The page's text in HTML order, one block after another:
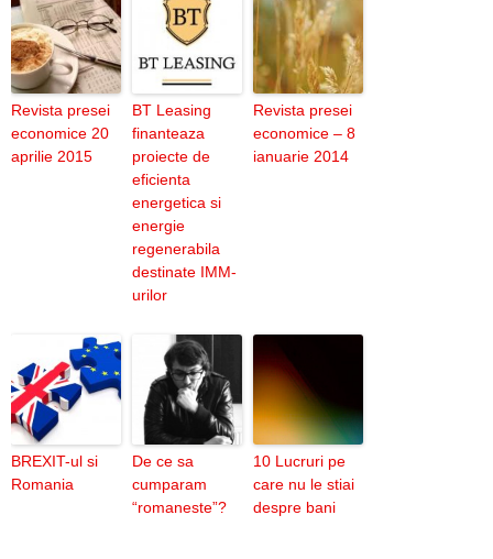
Revista presei
economice 20
aprilie 2015
BT Leasing
finanteaza
proiecte de
eficienta
energetica si
energie
regenerabila
destinate IMM-
urilor
Revista presei
economice – 8
ianuarie 2014
BREXIT-ul si
Romania
De ce sa
cumparam
“romaneste”?
10 Lucruri pe
care nu le stiai
despre bani